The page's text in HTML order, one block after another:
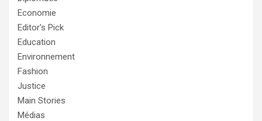
Economie
Editor's Pick
Education
Environnement
Fashion
Justice
Main Stories
Médias